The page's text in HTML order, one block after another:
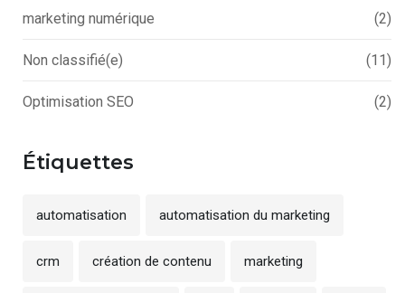
marketing numérique (2)
Non classifié(e) (11)
Optimisation SEO (2)
Étiquettes
automatisation automatisation du marketing
crm création de contenu marketing